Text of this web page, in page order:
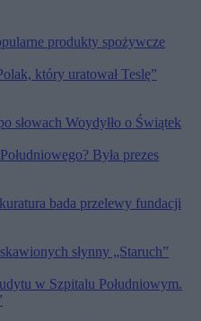
produkty spożywcze
który uratował Teslę”
słowach Woydyłło o Świątek
Była prezes
bada przelewy fundacji
słynny „Staruch”
w Szpitalu Południowym.